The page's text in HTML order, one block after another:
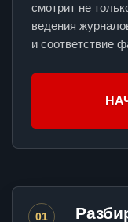
смотрит не
ведения
и соответствие
01